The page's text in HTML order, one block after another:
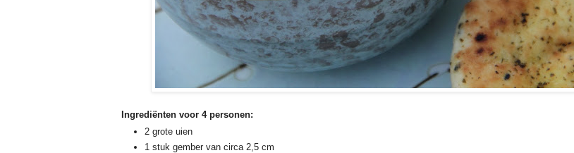
Ingrediënten voor 4 personen:
2 grote uien
1 stuk gember van circa 2,5 cm